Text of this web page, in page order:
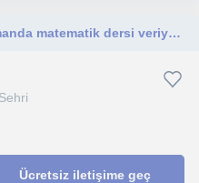
Fizik kimya biyoloji ve aynı zamanda matematik dersi veriyorum
Ücretsiz iletişime geç